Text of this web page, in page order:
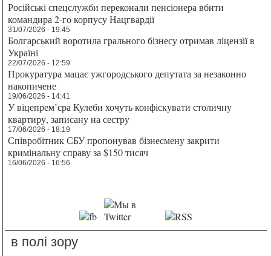
Російські спецслужби переконали пенсіонера вбити
командира 2-го корпусу Нацгвардії
31/07/2026 - 19:45
Болгарський воротила грального бізнесу отримав ліцензії в
Україні
22/07/2026 - 12:59
Прокуратура мацає ужгородського депутата за незаконно
накопичене
19/06/2026 - 14:41
У віцепрем’єра Кулеби хочуть конфіскувати столичну
квартиру, записану на сестру
17/06/2026 - 18:19
Співробітник СБУ пропонував бізнесмену закрити
кримінальну справу за $150 тисяч
16/06/2026 - 16:56
в полі зору